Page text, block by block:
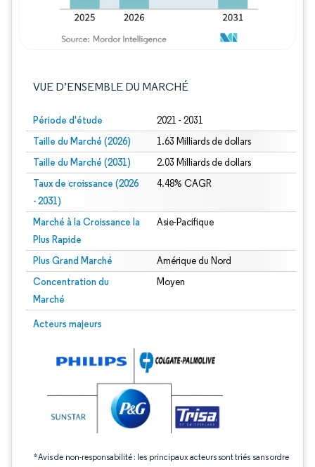
VUE D’ENSEMBLE DU MARCHÉ
Période d'étude 2021 - 2031
Taille du Marché (2026) 1.63 Milliards de dollars
Taille du Marché (2031) 2.03 Milliards de dollars
Taux de croissance (2026
- 2031)
4.48% CAGR
Marché à la Croissance la
Plus Rapide
Asie-Pacifique
Plus Grand Marché Amérique du Nord
Concentration du
Marché
Moyen
Acteurs majeurs
*Avis de non-responsabilité : les principaux acteurs sont triés sans ordre
Image © Mordor Intelligence. La réutilisation nécessite une attribution sous CC